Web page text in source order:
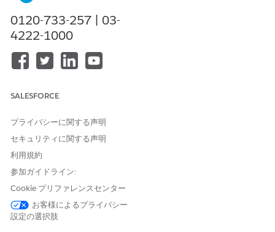
使用可能なインターフェース: Lightning Experience
使用可能なエディション: Financial Services Cloud が有効にな
っているProfessional
Unlimited
Edition
[請求サイクルを変更] 選択リ
州選択リストと国/テリトリー選択リストを設定するには、
Salesforce 組織で使用できる都道府県と国を選択します。
ください。
0120-733-257 | 03-
4222-1000
SALESFORCE
プライバシーに関する声明
セキュリティに関する声明
利用規約
参加ガイドライン:
Cookie プリファレンスセンター
お客様によるプライバシー
設定の選択肢